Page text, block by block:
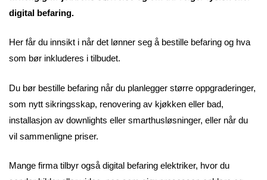
digital befaring.
Her får du innsikt i når det lønner seg å bestille befaring og hva
som bør inkluderes i tilbudet.
Du bør bestille befaring når du planlegger større oppgraderinger,
som nytt sikringsskap, renovering av kjøkken eller bad,
installasjon av downlights eller smarthusløsninger, eller når du
vil sammenligne priser.
Mange firma tilbyr også digital befaring elektriker, hvor du